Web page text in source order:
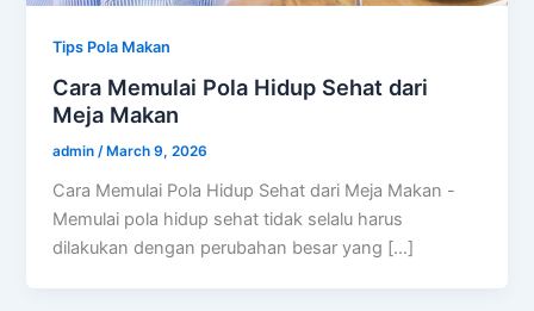
Tips Pola Makan
Cara Memulai Pola Hidup Sehat dari
Meja Makan
admin/ March 9, 2026
Cara Memulai Pola Hidup Sehat dari Meja Makan -
Memulai pola hidup sehat tidak selalu harus
dilakukan dengan perubahan besar yang […]